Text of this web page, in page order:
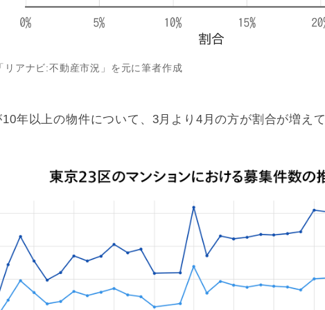
リアナビ:不動産市況」を元に筆者作成
10年以上の物件について、3月より4月の方が割合が増えて